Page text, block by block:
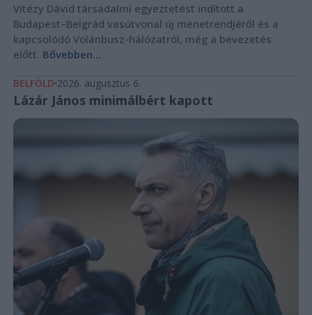
Vitézy Dávid társadalmi egyeztetést indított a
Budapest–Belgrád vasútvonal új menetrendjéről és a
kapcsolódó Volánbusz-hálózatról, még a bevezetés
előtt. Bővebben...
BELFÖLD 2026. augusztus 6.
Lázár János minimálbért kapott